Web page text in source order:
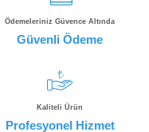
Ödemeleriniz Güvence Altında
Güvenli Ödeme
Kaliteli Ürün
Profesyonel Hizmet